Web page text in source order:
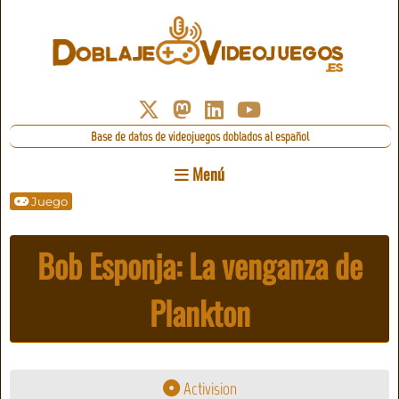
Base de datos de videojuegos doblados al español
Menú
Juego
Bob Esponja: La venganza de
Plankton
Activision